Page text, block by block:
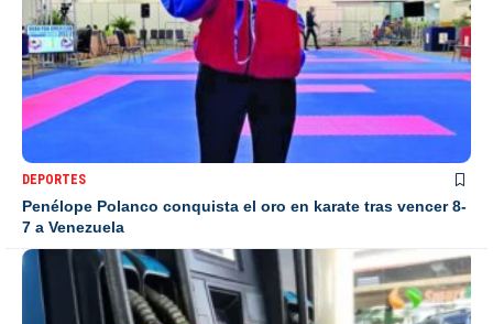
DEPORTES
Penélope Polanco conquista el oro en karate tras vencer 8-
7 a Venezuela